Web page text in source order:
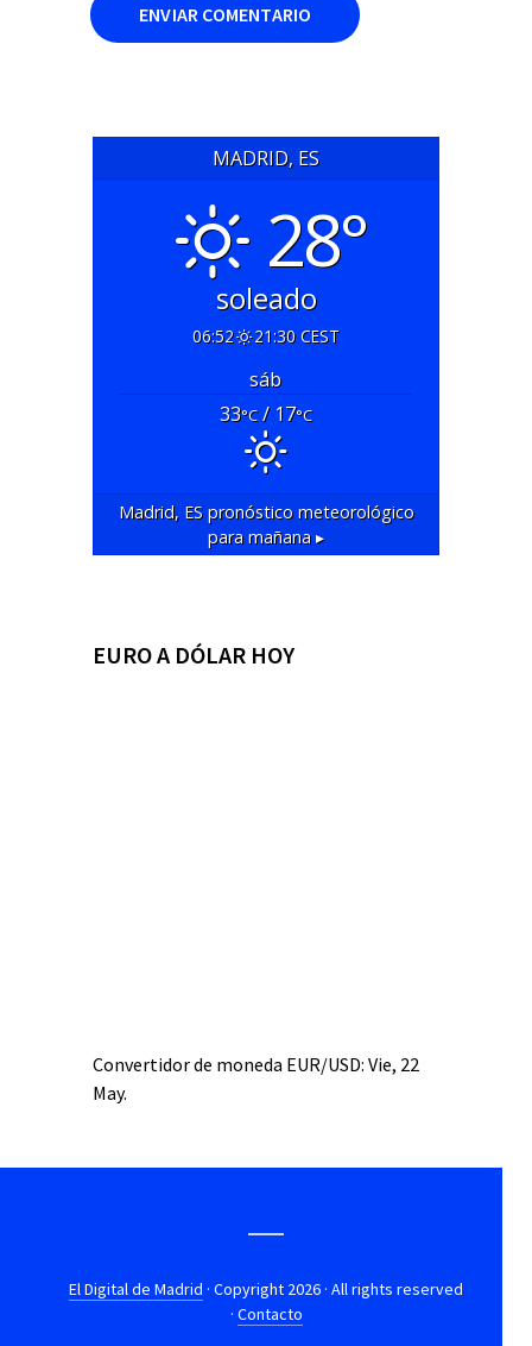
MADRID, ES
28°
soleado
06:52 21:30 CEST
sáb
33°C/ 17°C
Madrid, ESpronóstico meteorológico
para mañana ▸
EURO A DÓLAR HOY
Convertidor de moneda EUR/USD: Vie, 22
May.
El Digital de Madrid · Copyright 2026 · All rights reserved
· Contacto